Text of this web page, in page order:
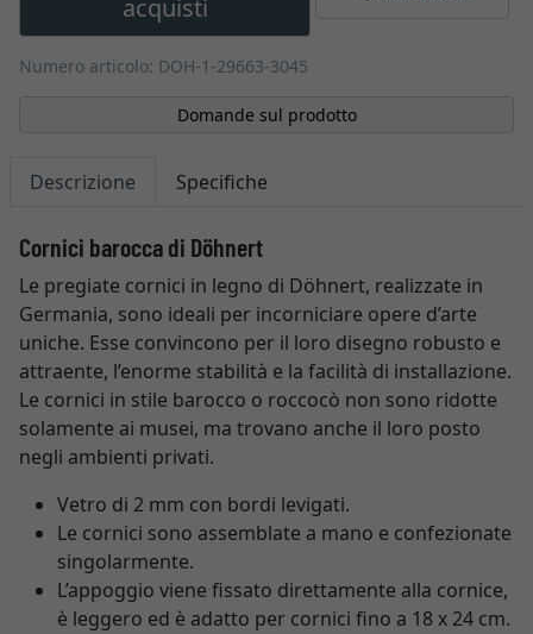
acquisti
Numero articolo: DOH-1-29663-3045
Domande sul prodotto
Descrizione Specifiche
Cornici barocca di Döhnert
Le pregiate cornici in legno di Döhnert, realizzate in
Germania, sono ideali per incorniciare opere d’arte
uniche. Esse convincono per il loro disegno robusto e
attraente, l’enorme stabilità e la facilità di installazione.
Le cornici in stile barocco o roccocò non sono ridotte
solamente ai musei, ma trovano anche il loro posto
negli ambienti privati.
Vetro di 2 mm con bordi levigati.
Le cornici sono assemblate a mano e confezionate
singolarmente.
L’appoggio viene fissato direttamente alla cornice,
è leggero ed è adatto per cornici fino a 18 x 24 cm.